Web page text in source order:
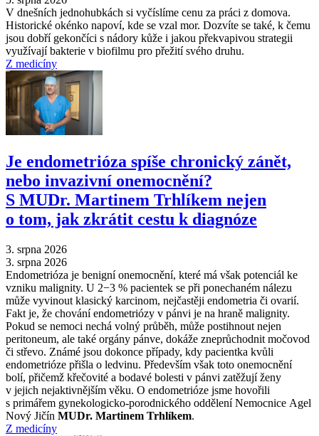
V dnešních jednohubkách si vyčíslíme cenu za práci z domova.
Historické okénko napoví, kde se vzal mor. Dozvíte se také, k čemu
jsou dobří gekončíci s nádory kůže i jakou překvapivou strategii
využívají bakterie v biofilmu pro přežití svého druhu.
Z medicíny
Je endometrióza spíše chronický zánět,
nebo invazivní onemocnění?
S MUDr. Martinem Trhlíkem nejen
o tom, jak zkrátit cestu k diagnóze
3. srpna 2026
3. srpna 2026
Endometrióza je benigní onemocnění, které má však potenciál ke
vzniku malignity. U 2−3 % pacientek se při ponechaném nálezu
může vyvinout klasický karcinom, nejčastěji endometria či ovarií.
Fakt je, že chování endometriózy v pánvi je na hraně malignity.
Pokud se nemoci nechá volný průběh, může postihnout nejen
peritoneum, ale také orgány pánve, dokáže zneprůchodnit močovod
či střevo. Známé jsou dokonce případy, kdy pacientka kvůli
endometrióze přišla o ledvinu. Především však toto onemocnění
bolí, přičemž křečovité a bodavé bolesti v pánvi zatěžují ženy
v jejich nejaktivnějším věku. O endometrióze jsme hovořili
s primářem gynekologicko-porodnického oddělení Nemocnice Agel
Nový Jičín MUDr. Martinem Trhlíkem.
Z medicíny